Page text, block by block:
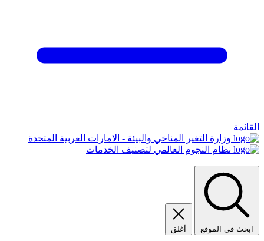
القائمة
وزارة التغير المناخي والبيئة - الامارات العربية المتحدة
نظام النجوم العالمي لتصنيف الخدمات
ابحث في الموقع أغلق